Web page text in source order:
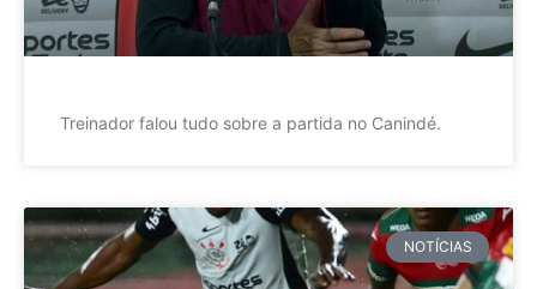
Treinador falou tudo sobre a partida no Canindé.
NOTÍCIAS